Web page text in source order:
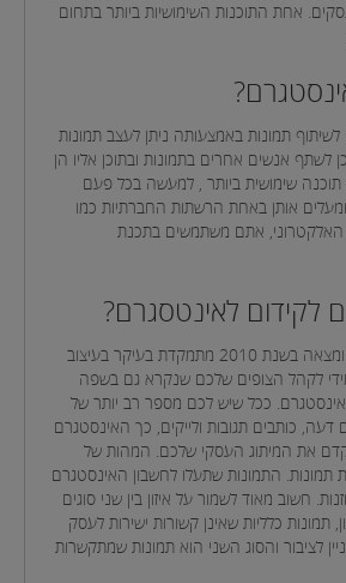
אחת התוכנות השימושיות ביותר בתחום
תמונות באמצעותה ניתן לעצב תמונות
לשתף אנשים אחרים בתמונות ובתוכן אליו הן
שימושית ביותר , למעשה בכל פעם
אותן באחת הרשתות החברתיות כמו
האלקטרוני, אתם משתמשים בתכנת
לקידום לאינטסגרם?
תוכנת האינסטגרם, שהומצאה בשנת 2010 מתמקדת בעיקר בעיצוב
מידי לקהל הצופים שלכם שנקרא גם בשפה
ככל שיש לכם מספר רב יותר של
דעה, כותבים תגובות ולייקים, כך האינסטגרם
את המיתוג העסקי שלכם. המהות של
התמונות שתעלו לחשבון האינסטגרם
חשוב מאוד לשמור על איזון בין שני סוגים
תמונות כלליות שאינן קשורות ישירות לעסק
לציבור והסוג השני הוא תמונות שמתקשרות